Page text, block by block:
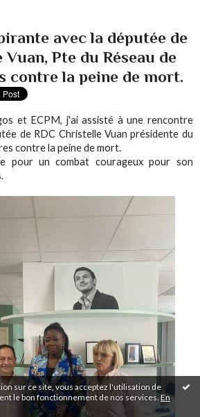
sur ce site, vous acceptez l'utilisation de
le bon fonctionnement de nos services.En
avec la députée de
Pte du Réseau de
contre la peine de mort.
et ECPM, j'ai assisté à une rencontre
de RDC Christelle Vuan présidente du
contre la peine de mort.
pour un combat courageux pour son